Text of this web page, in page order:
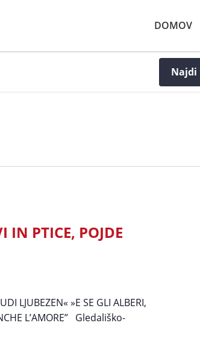
DOMOV
Najdi
IN PTICE, POJDE
LJUBEZEN« »E SE GLI ALBERI,
L’AMORE” Gledališko-